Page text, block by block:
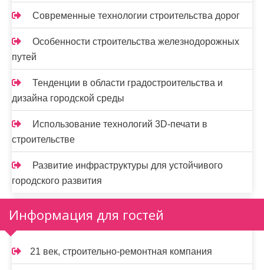
Современные технологии строительства дорог
Особенности строительства железнодорожных
путей
Тенденции в области градостроительства и
дизайна городской среды
Использование технологий 3D-печати в
строительстве
Развитие инфраструктуры для устойчивого
городского развития
Информация для гостей
21 век, строительно-ремонтная компания